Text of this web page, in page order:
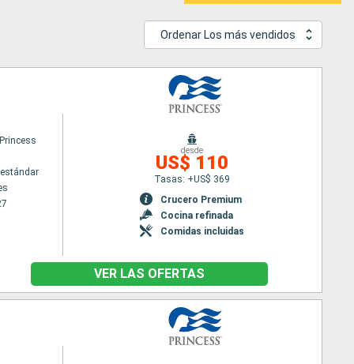
Ordenar Los más vendidos
desde
US$ 110
Tasas: +US$ 369
Crucero Premium
Cocina refinada
Comidas incluidas
VER LAS OFERTAS